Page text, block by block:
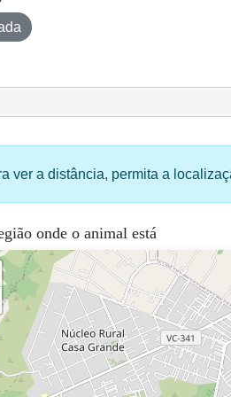
ver a distância, permita a
onde o animal está